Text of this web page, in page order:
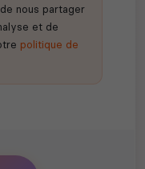
nous partager
et de
politique de